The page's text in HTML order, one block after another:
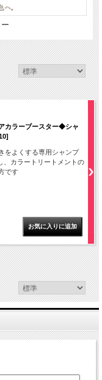
カラーブースター◆シャ
をよくする専用シャンプ
、カラートリートメントの
です